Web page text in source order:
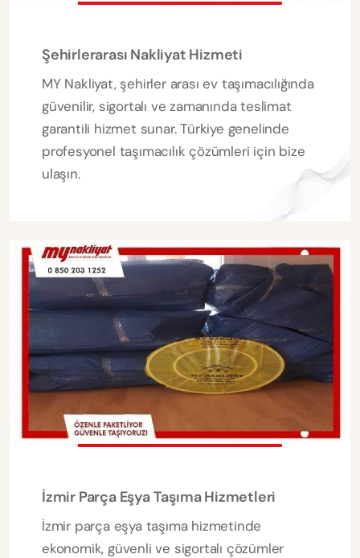
Şehirlerarası Nakliyat Hizmeti
MY Nakliyat, şehirler arası ev taşımacılığında
güvenilir, sigortalı ve zamanında teslimat
garantili hizmet sunar. Türkiye genelinde
profesyonel taşımacılık çözümleri için bize
ulaşın.
İzmir Parça Eşya Taşıma Hizmetleri
İzmir parça eşya taşıma hizmetinde
ekonomik, güvenli ve sigortalı çözümler